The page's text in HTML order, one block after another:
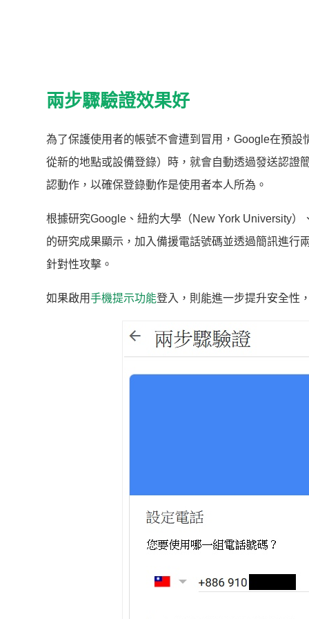
兩步驟驗證效果好
為了保護使用者的帳號不會遭到冒用，Google在預
從新的地點或設備登錄）時，就會自動透過發送認證
認動作，以確保登錄動作是使用者本人所為。
根據研究Google、紐約大學（New York University
的研究成果顯示，加入備援電話號碼並透過簡訊進行
針對性攻擊。
如果啟用手機提示功能登入，則能進一步提升安全性